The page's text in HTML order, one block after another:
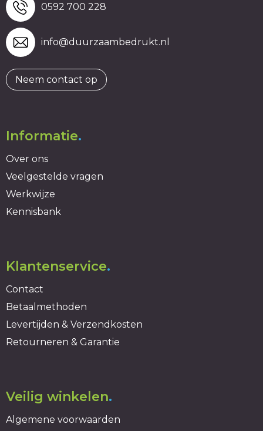
0592 700 228
info@duurzaambedrukt.nl
Neem contact op
Informatie.
Over ons
Veelgestelde vragen
Werkwijze
Kennisbank
Klantenservice.
Contact
Betaalmethoden
Levertijden & Verzendkosten
Retourneren & Garantie
Veilig winkelen.
Algemene voorwaarden